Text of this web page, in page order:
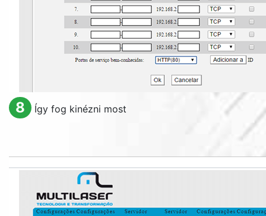
8 Így fog kinézni most